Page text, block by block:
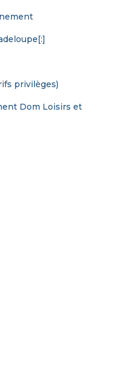
privilèges)
Dom Loisirs et